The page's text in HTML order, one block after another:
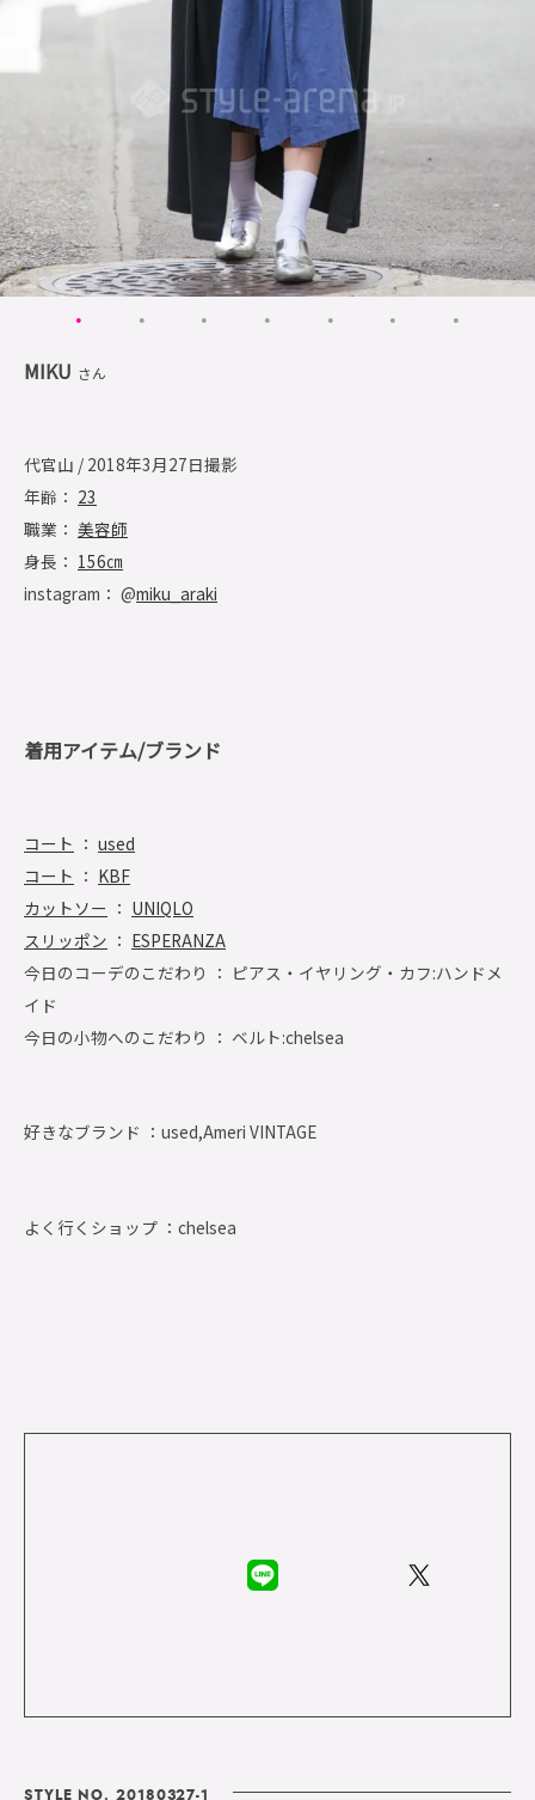
MIKU さん
代官山 / 2018年3月27日撮影
年齢： 23
職業： 美容師
身長： 156㎝
instagram： @miku_araki
着用アイテム/ブランド
コート ： used
コート ： KBF
カットソー ： UNIQLO
スリッポン ： ESPERANZA
今日のコーデのこだわり ： ピアス・イヤリング・カフ:ハンドメ
イド
今日の小物へのこだわり ： ベルト:chelsea
好きなブランド ： used,Ameri VINTAGE
よく行くショップ ： chelsea
STYLE NO. 20180327-1